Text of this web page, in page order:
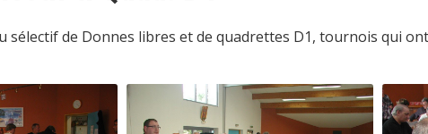
sélectif de Donnes libres et de quadrettes D1, tournois qui